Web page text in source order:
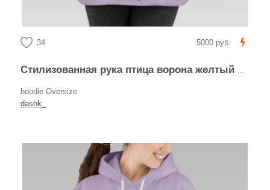
34 5000 руб.
Стилизованная рука птица ворона желтый фон
hoodie Oversize
dashk_